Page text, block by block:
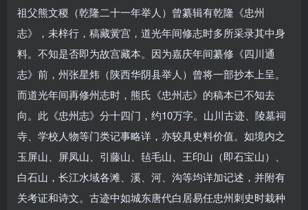
祖父熊文稷（乾隆二十一年举人）曾纂辑有乾隆《忠州
志》，未梓行，稿藏黉宫，道光年间修志时多所采录其中身
料。不知是否即为故宫藏本。因为嘉庆年间纂修《四川通
志》前，州张星炜（陕西华阴县举人）曾将一部抄本上呈。
而道光年间再修州志时，熊氏《忠州志》的稿本已不知去
向。此《忠州志》分十四门，约10万字。山川古迹、陵墓祠
寺、学校人物等门类记事略详，亦较具史料价值。如境内之
玉屏山、屏凤山、引藤山、毡毛山、王印山（即石宝山）、
白石山，长江水域各滩、溪、河、沟等均详加记述，并附有
关考证和诗文。古迹中如城东唐代白居易任忠州刺史时栽种